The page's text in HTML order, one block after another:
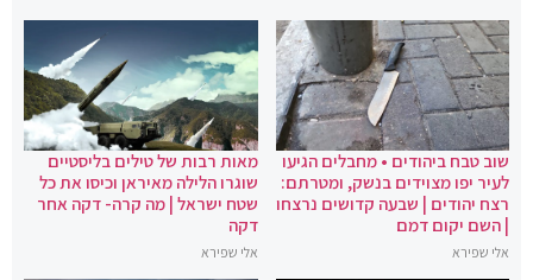
שוב טבח ביהודים • מחבלים הגיעו
לעיר יפו מצוידים בנשק, ומטרתם:
רצח יהודים | שבעה קדושים נרצחו
| השם יקום דמם
אלי שפירא
מאות רבות של טילים בליסטיים
שוגרו הלילה מאיראן וכיסו את כל
שטח ישראל | מה קרה- דקה אחר
דקה
אלי שפירא